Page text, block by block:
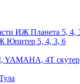
YAMAHA, 4Т скутер